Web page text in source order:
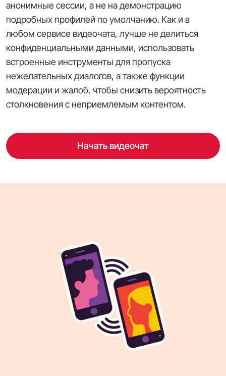
анонимные сессии, а не на демонстрацию
подробных профилей по умолчанию. Как и в
любом сервисе видеочата, лучше не делиться
конфиденциальными данными, использовать
встроенные инструменты для пропуска
нежелательных диалогов, а также функции
модерации и жалоб, чтобы снизить вероятность
столкновения с неприемлемым контентом.
Начать видеочат